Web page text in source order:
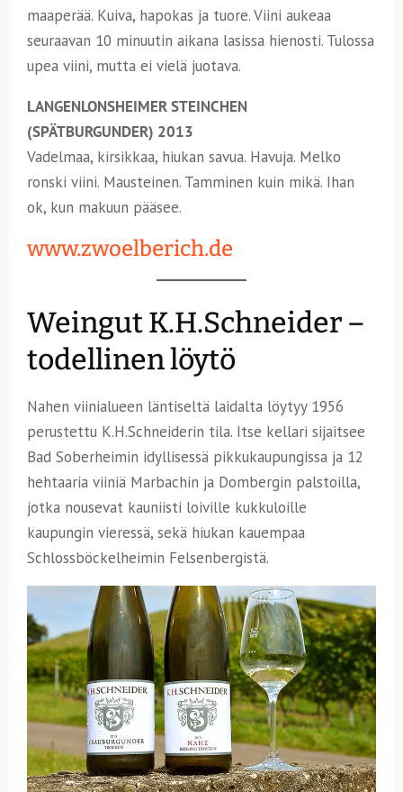
maaperää. Kuiva, hapokas ja tuore. Viini aukeaa
seuraavan 10 minuutin aikana lasissa hienosti. Tulossa
upea viini, mutta ei vielä juotava.
LANGENLONSHEIMER STEINCHEN
(SPÄTBURGUNDER) 2013
Vadelmaa, kirsikkaa, hiukan savua. Havuja. Melko
ronski viini. Mausteinen. Tamminen kuin mikä. Ihan
ok, kun makuun pääsee.
www.zwoelberich.de
Weingut K.H.Schneider –
todellinen löytö
Nahen viinialueen läntiseltä laidalta löytyy 1956
perustettu K.H.Schneiderin tila. Itse kellari sijaitsee
Bad Soberheimin idyllisessä pikkukaupungissa ja 12
hehtaaria viiniä Marbachin ja Dombergin palstoilla,
jotka nousevat kauniisti loiville kukkuloille
kaupungin vieressä, sekä hiukan kauempaa
Schlossböckelheimin Felsenbergistä.